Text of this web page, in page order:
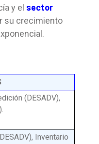
y el sector
su crecimiento
(DESADV),
Inventario